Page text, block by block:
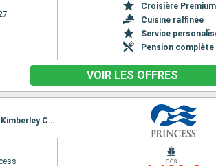
Croisière Premium
Cuisine raffinée
Service
Pension complète
VOIR LES OFFRES
Itinéraire : Sydney, Auckland, Tauranga, Christchurch, Dunedin, Fiordland, Hobart, Adelaide, Perth, Kimberley Coast, Darwin, Bali, Lombok, Singapour
dès